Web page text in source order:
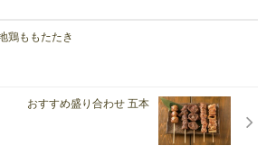
鶏ももたたき
おすすめ盛り合わせ 五本